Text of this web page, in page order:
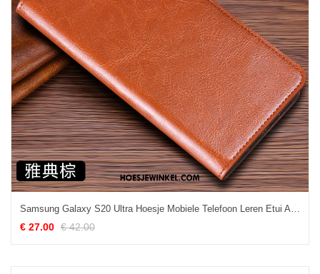
Samsung Galaxy S20 Ultra Hoesje Mobiele Telefoon Leren Etui Anti-fall, Samsung Galaxy S20 Ultra Hoesje Hoes Clamshell Braun
€ 27.00 € 42.00